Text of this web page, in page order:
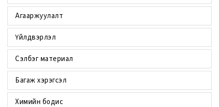
Агааржуулалт
Үйлдвэрлэл
Сэлбэг материал
Багаж хэрэгсэл
Химийн бодис